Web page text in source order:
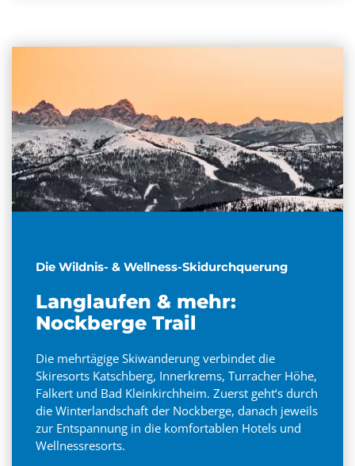
Die Wildnis- & Wellness-Skidurchquerung
Langlaufen & mehr:
Nockberge Trail
Die mehrtägige Skiwanderung verbindet die
Skiresorts Katschberg, Innerkrems, Turracher Höhe,
Falkert und Bad Kleinkirchheim. Zuerst geht‘s durch
die Winterlandschaft der Nockberge, danach jeweils
zur Entspannung in die komfortablen Hotels und
Wellnessresorts.